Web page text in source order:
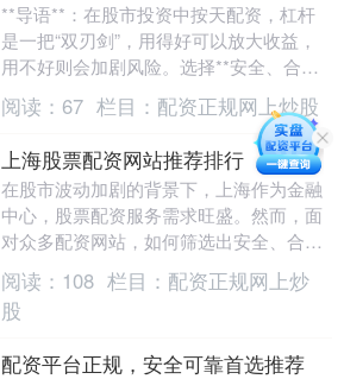
**导语**：在股市投资中按天配资，杠杆
是一把“双刃剑”，用得好可以放大收益，
用不好则会加剧风险。选择**安全、合
法、正规**的杠杆炒股平台，是投资者保
护自身资....
阅读： 67 栏目： 配资正规网上炒股
上海股票配资网站推荐排行
在股市波动加剧的背景下，上海作为金融
中心，股票配资服务需求旺盛。然而，面
对众多配资网站，如何筛选出安全、合
规、费率合理的平台？本文基于行业调研
与用户反馈，整理了....
阅读： 108 栏目： 配资正规网上炒
股
配资平台正规，安全可靠首选推荐